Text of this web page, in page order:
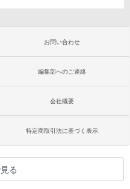
お問い合わせ
編集部へのご連絡
会社概要
特定商取引法に基づく表示
る